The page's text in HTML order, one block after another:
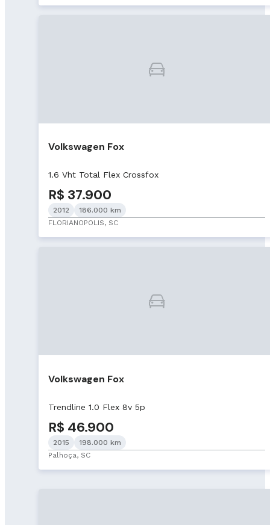
Volkswagen Fox
1.6 Vht Total Flex Crossfox
R$ 37.900
2012
186.000 km
FLORIANOPOLIS, SC
Volkswagen Fox
Trendline 1.0 Flex 8v 5p
R$ 46.900
2015
198.000 km
Palhoça, SC